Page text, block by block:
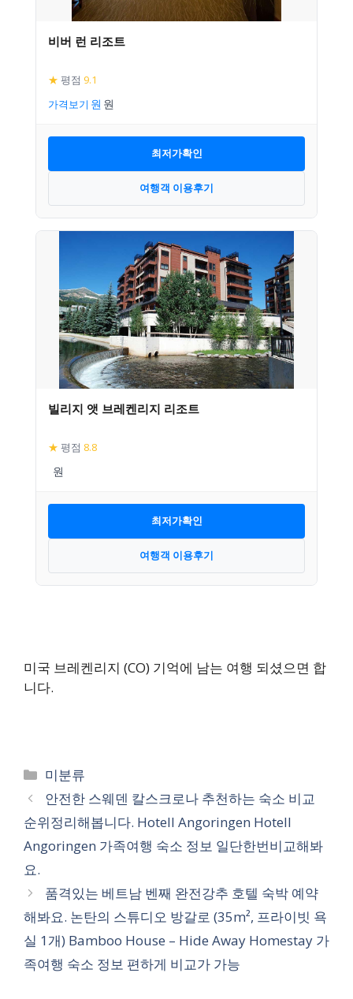
비버 런 리조트
★ 평점 9.1
가격보기
최저가확인
여행객 이용후기
빌리지 앳 브레켄리지 리조트
★ 평점 8.8
최저가확인
여행객 이용후기
미국 브레켄리지 (CO) 기억에 남는 여행 되셨으면 합
니다.
카
테
리
미분류
안전한 스웨덴 칼스크로나 추천하는 숙소 비교
순위정리해봅니다. Hotell Angoringen Hotell
Angoringen 가족여행 숙소 정보 일단한번비교해봐
요.
품격있는 베트남 벤째 완전강추 호텔 숙박 예약
해봐요. 논탄의 스튜디오 방갈로 (35m², 프라이빗 욕
실 1개) Bamboo House – Hide Away Homestay 가
족여행 숙소 정보 편하게 비교가 가능